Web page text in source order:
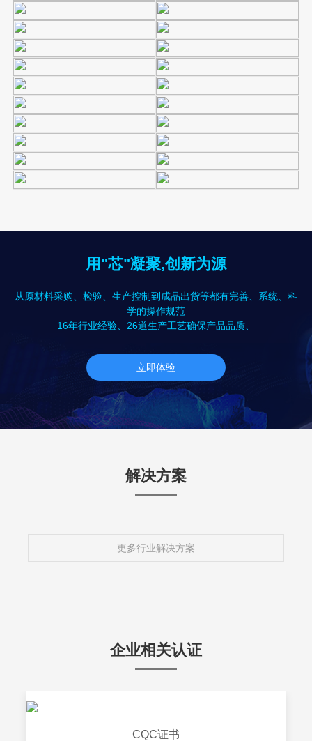
用"芯"凝聚,创新为源
从原材料采购、检验、生产控制到成品出货等都有完善、系统、科
学的操作规范
16年行业经验、26道生产工艺确保产品品质、
立即体验
解决方案
更多行业解决方案
企业相关认证
CQC证书